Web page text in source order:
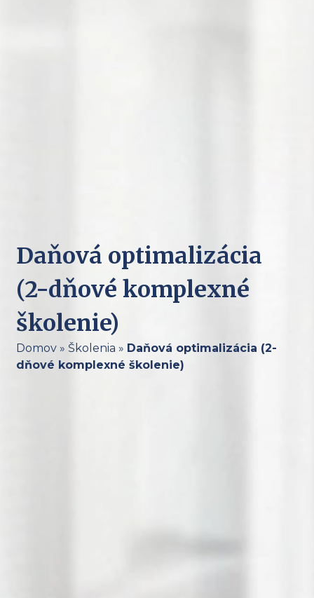
Daňová optimalizácia
(2-dňové komplexné
školenie)
Domov» Školenia » Daňová optimalizácia (2-
dňové komplexné školenie)